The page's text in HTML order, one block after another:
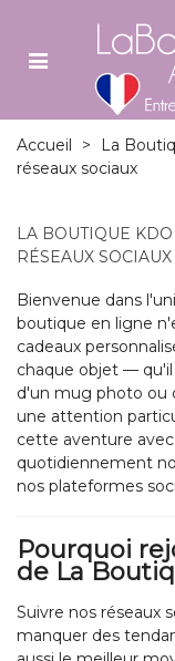
Accueil >
La
réseaux sociaux
LA BOUTIQUE
RÉSEAUX SOCIAUX
Bienvenue dans
boutique en ligne
cadeaux
chaque objet —
d'un mug photo ou
une attention
cette aventure
quotidiennement
nos plateformes
Pourquoi
de La
Suivre nos réseaux
manquer des